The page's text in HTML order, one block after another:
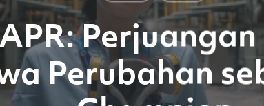
Perubahan